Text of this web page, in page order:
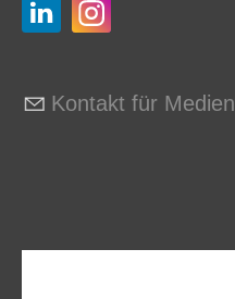
Kontakt für